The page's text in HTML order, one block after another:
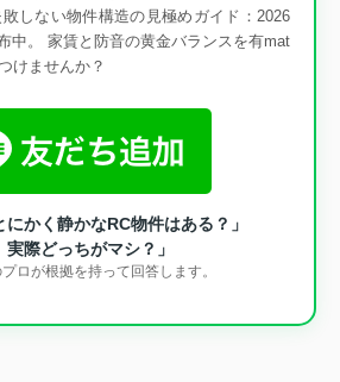
しない物件構造の見極めガイド：2026
中。 家賃と防音の黄金バランスを有mat
けませんか？
にかく静かなRC物件はある？」
実際どっちがマシ？」
ロが根拠を持って回答します。